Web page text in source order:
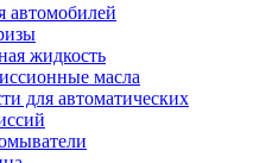
автомобилей
жидкость
масла
для автоматических